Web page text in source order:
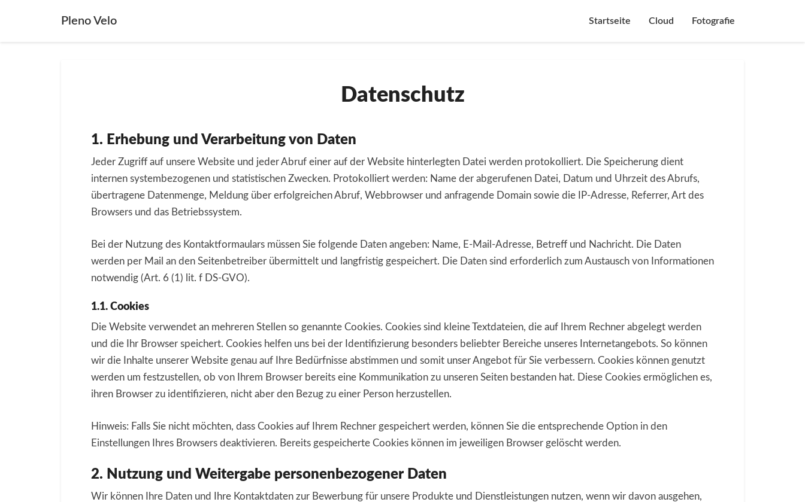
Pleno Velo Startseite Cloud Fotografie
Datenschutz
1. Erhebung und Verarbeitung von Daten
Jeder Zugriff auf unsere Website und jeder Abruf einer auf der Website hinterlegten Datei werden protokolliert. Die Speicherung dient
internen systembezogenen und statistischen Zwecken. Protokolliert werden: Name der abgerufenen Datei, Datum und Uhrzeit des Abrufs,
übertragene Datenmenge, Meldung über erfolgreichen Abruf, Webbrowser und anfragende Domain sowie die IP-Adresse, Referrer, Art des
Browsers und das Betriebssystem.
Bei der Nutzung des Kontaktformaulars müssen Sie folgende Daten angeben: Name, E-Mail-Adresse, Betreff und Nachricht. Die Daten
werden per Mail an den Seitenbetreiber übermittelt und langfristig gespeichert. Die Daten sind erforderlich zum Austausch von Informationen
notwendig (Art. 6 (1) lit. f DS-GVO).
1.1. Cookies
Die Website verwendet an mehreren Stellen so genannte Cookies. Cookies sind kleine Textdateien, die auf Ihrem Rechner abgelegt werden
und die Ihr Browser speichert. Cookies helfen uns bei der Identifizierung besonders beliebter Bereiche unseres Internetangebots. So können
wir die Inhalte unserer Website genau auf Ihre Bedürfnisse abstimmen und somit unser Angebot für Sie verbessern. Cookies können genutzt
werden um festzustellen, ob von Ihrem Browser bereits eine Kommunikation zu unseren Seiten bestanden hat. Diese Cookies ermöglichen es,
ihren Browser zu identifizieren, nicht aber den Bezug zu einer Person herzustellen.
Hinweis: Falls Sie nicht möchten, dass Cookies auf Ihrem Rechner gespeichert werden, können Sie die entsprechende Option in den
Einstellungen Ihres Browsers deaktivieren. Bereits gespeicherte Cookies können im jeweiligen Browser gelöscht werden.
2. Nutzung und Weitergabe personenbezogener Daten
Wir können Ihre Daten und Ihre Kontaktdaten zur Bewerbung für unsere Produkte und Dienstleistungen nutzen, wenn wir davon ausgehen,